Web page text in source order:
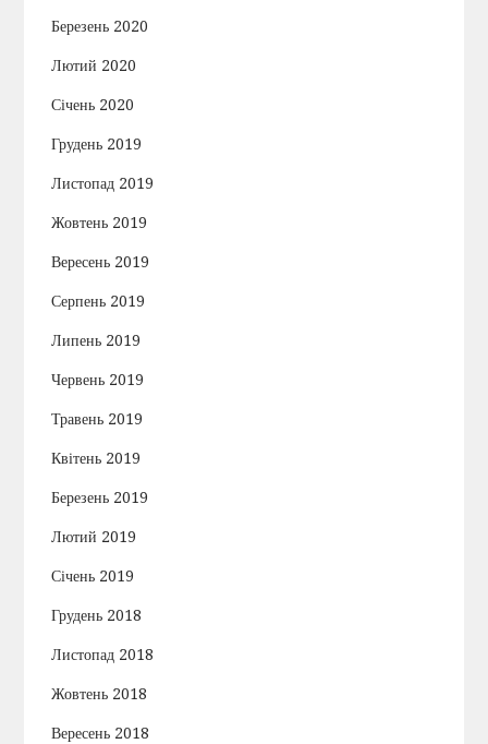
Березень 2020
Лютий 2020
Січень 2020
Грудень 2019
Листопад 2019
Жовтень 2019
Вересень 2019
Серпень 2019
Липень 2019
Червень 2019
Травень 2019
Квітень 2019
Березень 2019
Лютий 2019
Січень 2019
Грудень 2018
Листопад 2018
Жовтень 2018
Вересень 2018